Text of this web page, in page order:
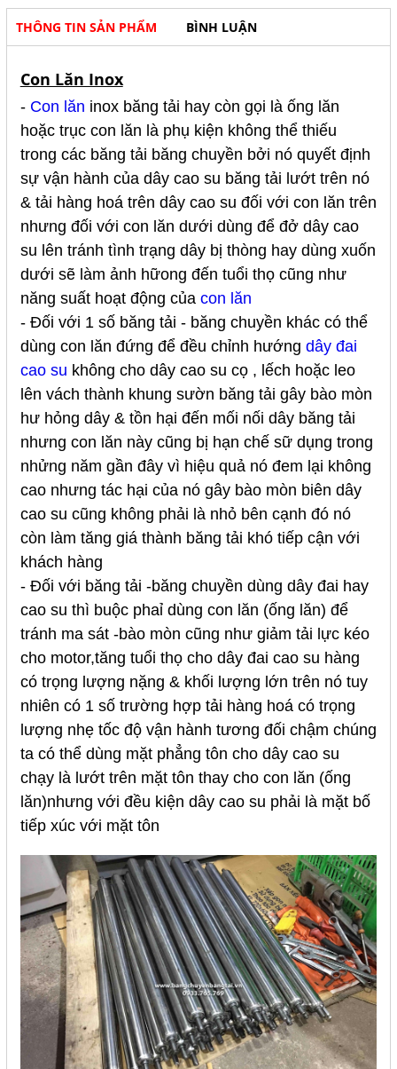
THÔNG TIN SẢN PHẨM BÌNH LUẬN
Con Lăn Inox
- Con lăn inox băng tải hay còn gọi là ống lăn
hoặc trục con lăn là phụ kiện không thể thiếu
trong các băng tải băng chuyền bởi nó quyết định
sự vận hành của dây cao su băng tải lướt trên nó
& tải hàng hoá trên dây cao su đối với con lăn trên
nhưng đối với con lăn dưới dùng để đở dây cao
su lên tránh tình trạng dây bị thòng hay dùng xuốn
dưới sẽ làm ảnh hữong đến tuổi thọ cũng như
năng suất hoạt động của con lăn
- Đối với 1 số băng tải - băng chuyền khác có thể
dùng con lăn đứng để đều chỉnh hướng dây đai
cao su không cho dây cao su cọ , lếch hoặc leo
lên vách thành khung sườn băng tải gây bào mòn
hư hỏng dây & tồn hại đến mối nối dây băng tải
nhưng con lăn này cũng bị hạn chế sữ dụng trong
nhửng năm gần đây vì hiệu quả nó đem lại không
cao nhưng tác hại của nó gây bào mòn biên dây
cao su cũng không phải là nhỏ bên cạnh đó nó
còn làm tăng giá thành băng tải khó tiếp cận với
khách hàng
- Đối với băng tải -băng chuyền dùng dây đai hay
cao su thì buộc phaỉ dùng con lăn (ống lăn) để
tránh ma sát -bào mòn cũng như giảm tải lực kéo
cho motor,tăng tuổi thọ cho dây đai cao su hàng
có trọng lượng nặng & khối lượng lớn trên nó tuy
nhiên có 1 số trường hợp tải hàng hoá có trọng
lượng nhẹ tốc độ vận hành tương đối chậm chúng
ta có thể dùng mặt phẳng tôn cho dây cao su
chạy là lướt trên mặt tôn thay cho con lăn (ống
lăn)nhưng với đều kiện dây cao su phải là mặt bố
tiếp xúc với mặt tôn